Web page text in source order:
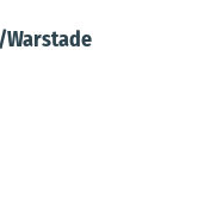
Warstade